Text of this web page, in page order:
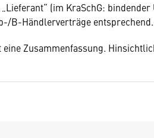
(im KraSchG:
B-Händlerverträge entsprechend.
eine Zusammenfassung.